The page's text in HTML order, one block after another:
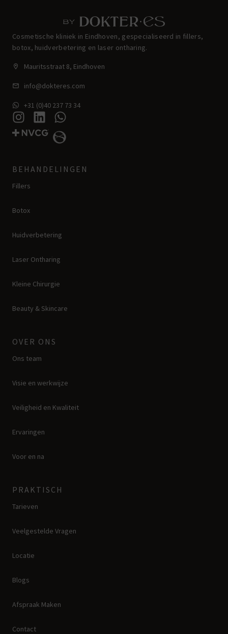
Cosmetische kliniek in Eindhoven, gespecialiseerd in fillers,
botox, huidverbetering en laser ontharing.
Mauritsstraat 8, Eindhoven
info@dokteres.com
+31 (0)40 237 73 34
BEHANDELINGEN
Fillers
Botox
Huidverbetering
Laser Ontharing
Kleine Chirurgie
Beauty & Skincare
OVER ONS
Ons team
Visie en werkwijze
Veiligheid en Kwaliteit
Ervaringen
Voor en na
PRAKTISCH
Tarieven
Veelgestelde Vragen
Locatie
Blogs
Afspraak Maken
Contact